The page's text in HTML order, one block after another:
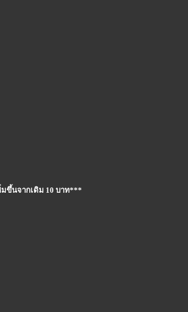
มขึ้นจากเดิม 10 บาท***